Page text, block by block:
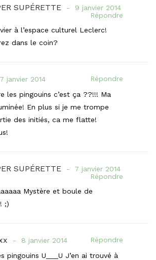
SUPÉRETTE
9 janvier 2014
Répondre
à l’espace culturel Leclerc!
dans le coin?
7 janvier 2014
Répondre
les pingouins c’est ça ??!!! Ma
En plus si je me trompe
des initiés, ca me flatte!
SUPÉRETTE
7 janvier 2014
Répondre
Mystère et boule de
;)
8 janvier 2014
Répondre
pingouins U___U J’en ai trouvé à